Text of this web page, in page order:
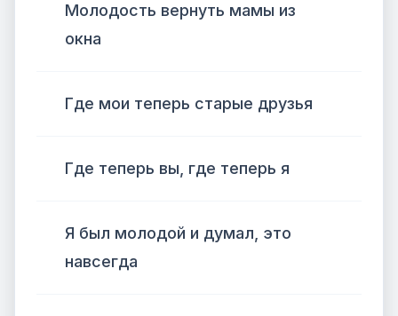
Молодость вернуть мамы из
окна
Где мои теперь старые друзья
Где теперь вы, где теперь я
Я был молодой и думал, это
навсегда